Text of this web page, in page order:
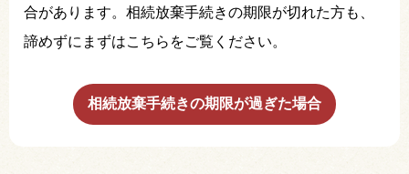
合があります。相続放棄手続きの期限が切れた方も、
諦めずにまずはこちらをご覧ください。
相続放棄手続きの期限が過ぎた場合